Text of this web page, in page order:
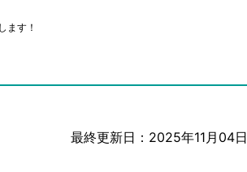
ます！
最終更新日：2025年11月04日